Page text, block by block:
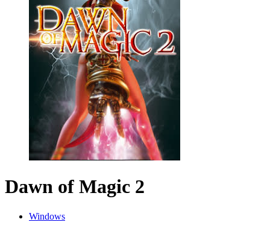
Dawn of Magic 2
Windows